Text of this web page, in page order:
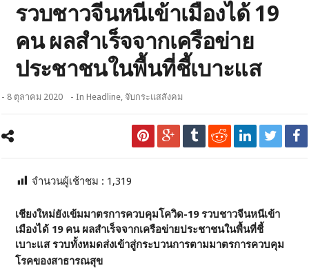
รวบชาวจีนหนีเข้าเมืองได้ 19
คน ผลสำเร็จจากเครือข่าย
ประชาชนในพื้นที่ชี้เบาะแส
- 8 ตุลาคม 2020 - InHeadline, จับกระแสสังคม
จำนวนผู้เช้าชม : 1,319
เชียงใหม่ยังเข้มมาตรการควบคุมโควิด-19 รวบชาวจีนหนีเข้า
เมืองได้ 19 คน ผลสำเร็จจากเครือข่ายประชาชนในพื้นที่ชี้
เบาะแส รวบทั้งหมดส่งเข้าสู่กระบวนการตามมาตรการควบคุม
โรคของสาธารณสุข